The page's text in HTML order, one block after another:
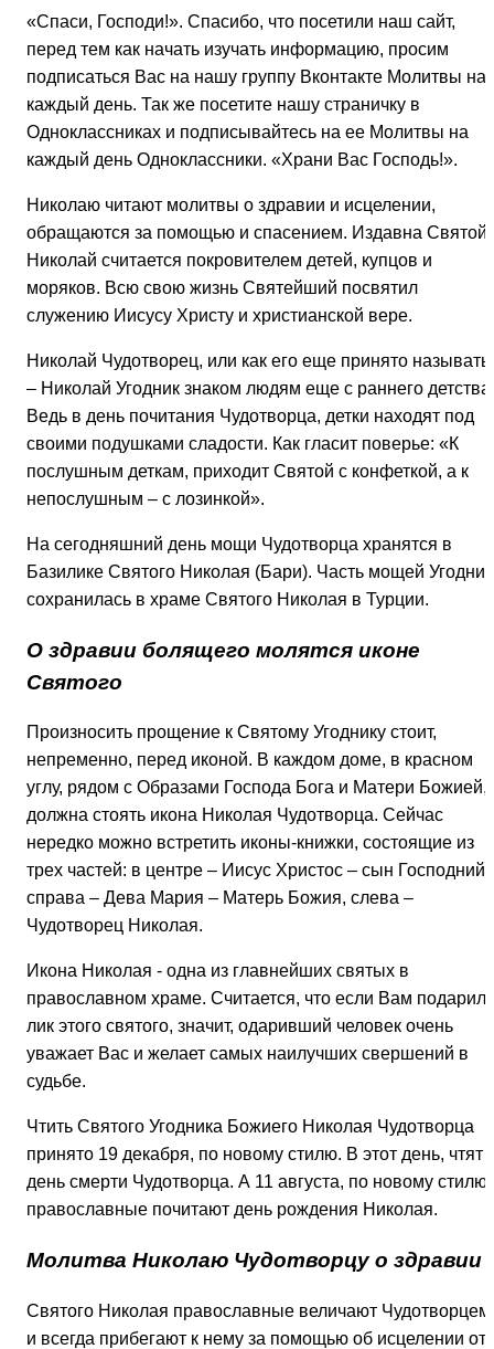
«Спаси, Господи!». Спасибо, что посетили наш сайт,
перед тем как начать изучать информацию, просим
подписаться Вас на нашу группу Вконтакте Молитвы на
каждый день. Так же посетите нашу страничку в
Одноклассниках и подписывайтесь на ее Молитвы на
каждый день Одноклассники. «Храни Вас Господь!».
Николаю читают молитвы о здравии и исцелении,
обращаются за помощью и спасением. Издавна Святой
Николай считается покровителем детей, купцов и
моряков. Всю свою жизнь Святейший посвятил
служению Иисусу Христу и христианской вере.
Николай Чудотворец, или как его еще принято называть
– Николай Угодник знаком людям еще с раннего детства.
Ведь в день почитания Чудотворца, детки находят под
своими подушками сладости. Как гласит поверье: «К
послушным деткам, приходит Святой с конфеткой, а к
непослушным – с лозинкой».
На сегодняшний день мощи Чудотворца хранятся в
Базилике Святого Николая (Бари). Часть мощей
сохранилась в храме Святого Николая в Турции.
О здравии болящего молятся иконе
Святого
Произносить прощение к Святому Угоднику стоит,
непременно, перед иконой. В каждом доме, в красном
углу, рядом с Образами Господа Бога и Матери Божией,
должна стоять икона Николая Чудотворца. Сейчас
нередко можно встретить иконы-книжки, состоящие из
трех частей: в центре – Иисус Христос – сын Господний,
справа – Дева Мария – Матерь Божия, слева –
Чудотворец Николая.
Икона Николая - одна из главнейших святых в
православном храме. Считается, что если Вам
лик этого святого, значит, одаривший человек очень
уважает Вас и желает самых наилучших свершений в
судьбе.
Чтить Святого Угодника Божиего Николая Чудотворца
принято 19 декабря, по новому стилю. В этот день, чтят
день смерти Чудотворца. А 11 августа, по новому стилю,
православные почитают день рождения Николая.
Молитва Николаю Чудотворцу о здравии
Святого Николая православные величают Чудотворцем
и всегда прибегают к нему за помощью об исцелении от